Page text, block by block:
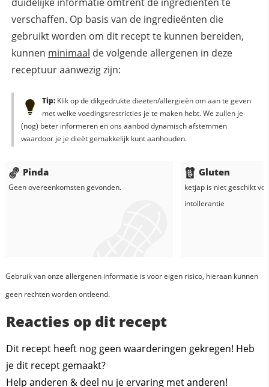
verschaffen. Op basis van de ingredieënten die
gebruikt worden om dit recept te kunnen bereiden,
kunnen minimaal de volgende allergenen in deze
receptuur aanwezig zijn:
Tip:Klik op de dikgedrukte dieëten/allergieën om aan te geven
met welke voedingsrestricties je te maken hebt. We zullen je
(nog) beter informeren en ons aanbod dynamisch afstemmen
waardoor je je dieët gemakkelijk kunt aanhouden.
Pinda
Geen overeenkomsten gevonden.
Gluten
ketjapis niet geschikt
intollerantie
Gebruik van onze allergenen informatie is voor eigen risico, hieraan kunnen
geen rechten worden ontleend.
Reacties op dit recept
Dit recept heeft nog geen waarderingen gekregen! Heb
je dit recept gemaakt?
Help anderen & deel nu je ervaring met anderen!